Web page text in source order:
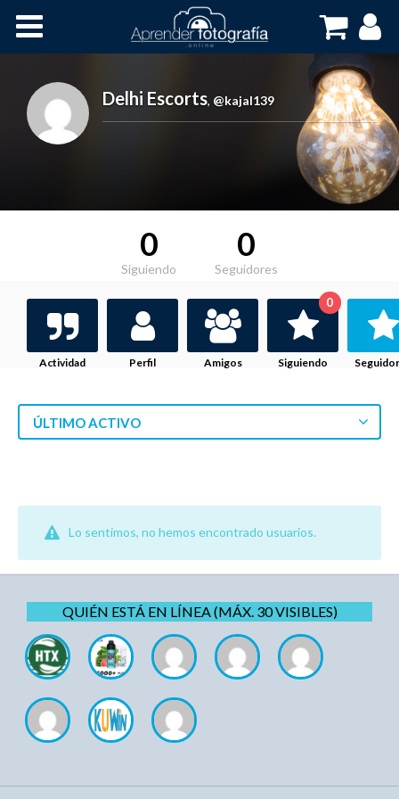
Cursos OnLine
Delhi Escorts, @kajal139
0
Siguiendo
0
Seguidores
Actividad Perfil Amigos Siguiendo
0
ÚLTIMO ACTIVO
Lo sentimos, no hemos encontrado usuarios.
QUIÉN ESTÁ EN LÍNEA (MÁX. 30 VISIBLES)